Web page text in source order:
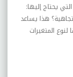
يحتاج إليها:
هذا يساعد
المتغيرات